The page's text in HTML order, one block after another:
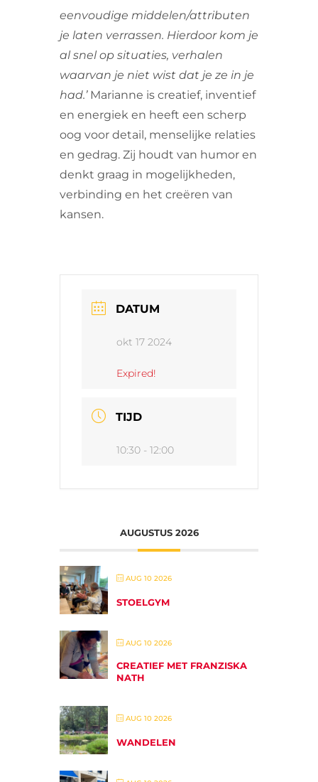
eenvoudige middelen/attributen
je laten verrassen. Hierdoor kom je
al snel op situaties, verhalen
waarvan je niet wist dat je ze in je
had.’Marianne is creatief, inventief
en energiek en heeft een scherp
oog voor detail, menselijke relaties
en gedrag. Zij houdt van humor en
denkt graag in mogelijkheden,
verbinding en het creëren van
kansen.
DATUM
okt 17 2024
Expired!
TIJD
10:30 - 12:00
AUGUSTUS 2026
AUG 10 2026
STOELGYM
AUG 10 2026
CREATIEF MET FRANZISKA
NATH
AUG 10 2026
WANDELEN